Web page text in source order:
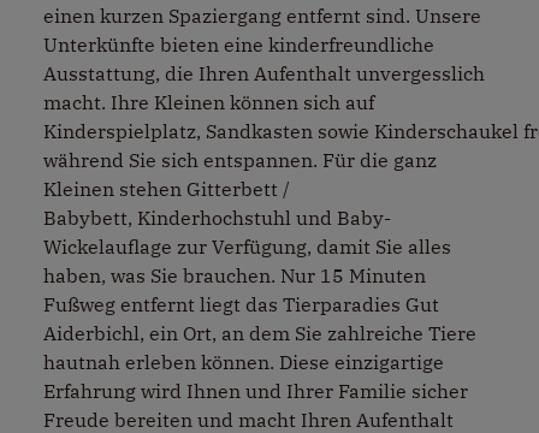
einen kurzen Spaziergang entfernt sind. Unsere
Unterkünfte bieten eine kinderfreundliche
Ausstattung, die Ihren Aufenthalt unvergesslich
macht. Ihre Kleinen können sich auf
Kinderspielplatz, Sandkasten sowie Kinderschaukel
während Sie sich entspannen. Für die ganz
Kleinen stehen Gitterbett /
Babybett, Kinderhochstuhl und Baby-
Wickelauflage zur Verfügung, damit Sie alles
haben, was Sie brauchen. Nur 15 Minuten
Fußweg entfernt liegt das Tierparadies Gut
Aiderbichl, ein Ort, an dem Sie zahlreiche Tiere
hautnah erleben können. Diese einzigartige
Erfahrung wird Ihnen und Ihrer Familie sicher
Freude bereiten und macht Ihren Aufenthalt